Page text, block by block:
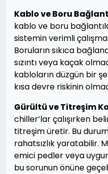
Kablo ve Boru
kablo ve boru
sistemin verimli
Boruların sıkıca
sızıntı veya kaçak
kabloların düzgün bir
kısa devre riskinin
Gürültü ve Titreşim
chiller’lar çalışırken
titreşim üretir. Bu
rahatsızlık yaratabilir.
emici pedler veya
bu sorunun önüne